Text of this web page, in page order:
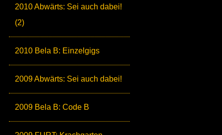
2010 Abwärts: Sei auch dabei!
(2)
2010 Bela B: Einzelgigs
2009 Abwärts: Sei auch dabei!
2009 Bela B: Code B